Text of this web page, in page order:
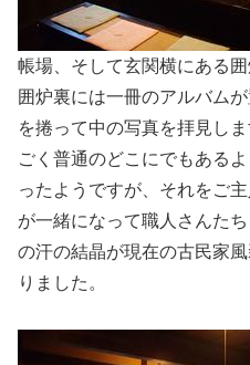
帳場、そして玄関横にある囲
囲炉裏には一冊のアルバム
を捲って中の写真を拝見し
ごく普通のどこにでもある
ったようですが、それをご
が一緒になって職人さんた
の汗の結晶が現在の古民家
りました。